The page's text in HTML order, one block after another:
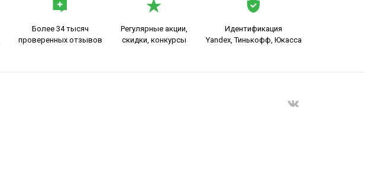
Более 34 тысяч
проверенных отзывов
Регулярные акции,
скидки, конкурсы
Идентификация
Yandex, Тинькофф, Юкасса